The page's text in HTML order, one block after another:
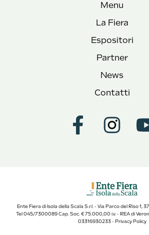
Menu
La Fiera
Espositori
Partner
News
Contatti
Ente Fiera di Isola della Scala S.r.l. - Via Parco del Riso 1,
Tel 045/7300089 Cap. Soc. € 75.000,00 i.v. - REA di
03316930233 - Privacy Policy